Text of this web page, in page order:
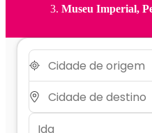
Museu Imperial,